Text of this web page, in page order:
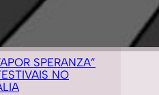
SPERANZA”
NO